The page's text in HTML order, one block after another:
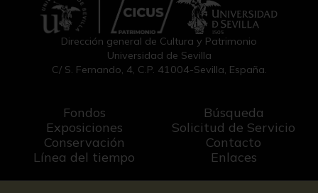
Dirección general de Cultura y Patrimonio
Universidad de Sevilla
C/ S. Fernando, 4, C.P. 41004-Sevilla, España.
Fondos
Exposiciones
Conservación
Línea del tiempo
Búsqueda
Solicitud de Servicio
Contacto
Enlaces